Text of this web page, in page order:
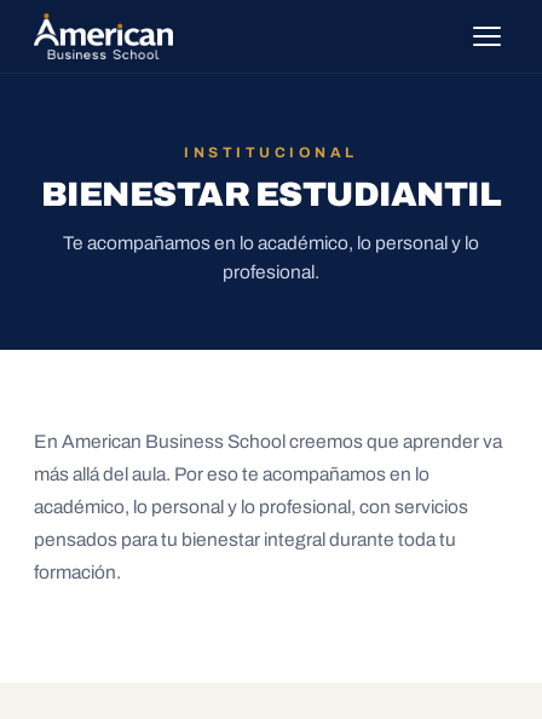
INSTITUCIONAL
BIENESTAR ESTUDIANTIL
Te acompañamos en lo académico, lo personal y lo
profesional.
En American Business School creemos que aprender va
más allá del aula. Por eso te acompañamos en lo
académico, lo personal y lo profesional, con servicios
pensados para tu bienestar integral durante toda tu
formación.